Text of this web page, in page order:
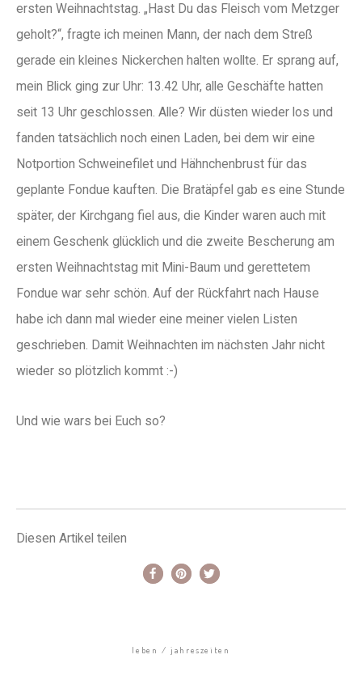
ersten Weihnachtstag. „Hast Du das Fleisch vom Metzger
geholt?“, fragte ich meinen Mann, der nach dem Streß
gerade ein kleines Nickerchen halten wollte. Er sprang auf,
mein Blick ging zur Uhr: 13.42 Uhr, alle Geschäfte hatten
seit 13 Uhr geschlossen. Alle? Wir düsten wieder los und
fanden tatsächlich noch einen Laden, bei dem wir eine
Notportion Schweinefilet und Hähnchenbrust für das
geplante Fondue kauften. Die Bratäpfel gab es eine Stunde
später, der Kirchgang fiel aus, die Kinder waren auch mit
einem Geschenk glücklich und die zweite Bescherung am
ersten Weihnachtstag mit Mini-Baum und gerettetem
Fondue war sehr schön. Auf der Rückfahrt nach Hause
habe ich dann mal wieder eine meiner vielen Listen
geschrieben. Damit Weihnachten im nächsten Jahr nicht
wieder so plötzlich kommt :-)
Und wie wars bei Euch so?
Diesen Artikel teilen
leben jahreszeiten